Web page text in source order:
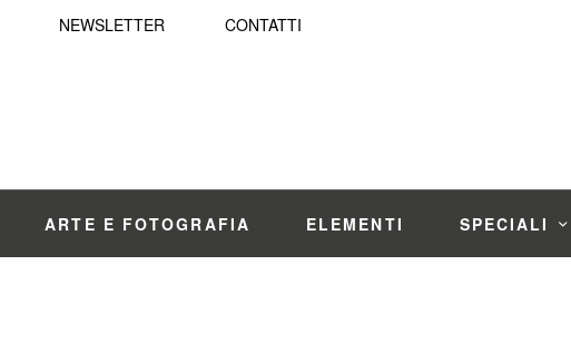
NEWSLETTER CONTATTI
ARTE E FOTOGRAFIA ELEMENTI SPECIALI